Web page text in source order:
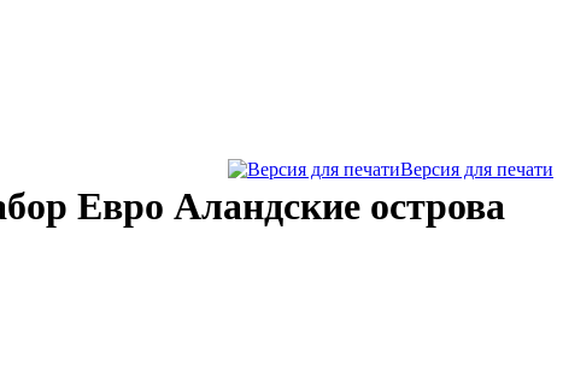
Версия для печати
Евро Аландские острова